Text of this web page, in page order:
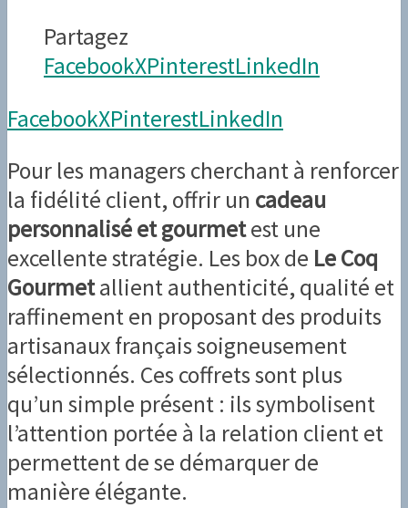
Partagez
FacebookXPinterestLinkedIn
FacebookXPinterestLinkedIn
Pour les managers cherchant à renforcer
la fidélité client, offrir un cadeau
personnalisé et gourmetest une
excellente stratégie. Les box de Le Coq
Gourmetallient authenticité, qualité et
raffinement en proposant des produits
artisanaux français soigneusement
sélectionnés. Ces coffrets sont plus
qu’un simple présent : ils symbolisent
l’attention portée à la relation client et
permettent de se démarquer de
manière élégante.